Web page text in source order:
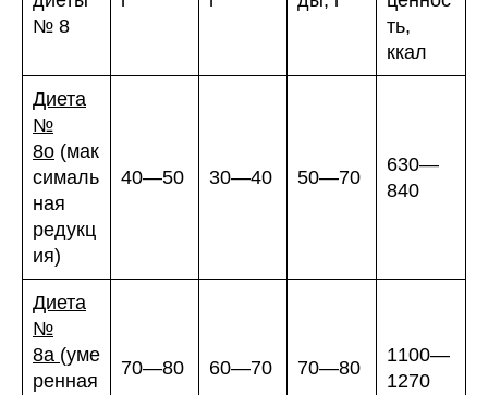
№ 8
ть,
ккал
Диета
№
8о (мак
сималь
ная
редукц
ия)
40—50 30—40 50—70
630—
840
Диета
№
8а (уме
ренная
70—80 60—70 70—80
1100—
1270